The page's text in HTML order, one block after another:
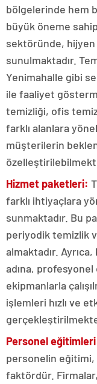
bölgelerinde hem
büyük öneme
sektöründe, hijyen
sunulmaktadır.
Yenimahalle gibi
ile faaliyet
temizliği, ofis
farklı alanlara
müşterilerin
Hizmet paketleri:
farklı ihtiyaçlara
sunmaktadır. Bu
periyodik temizlik
almaktadır.
adına,
ekipmanlarla
işlemleri hızlı ve
Personel
personelin
faktördür.